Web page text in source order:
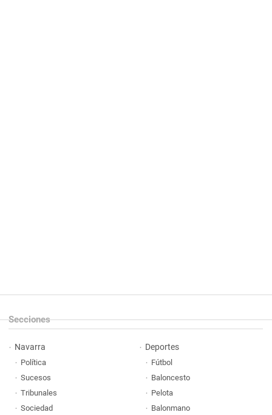
Secciones
Navarra
Política
Sucesos
Tribunales
Sociedad
Deportes
Fútbol
Baloncesto
Pelota
Balonmano